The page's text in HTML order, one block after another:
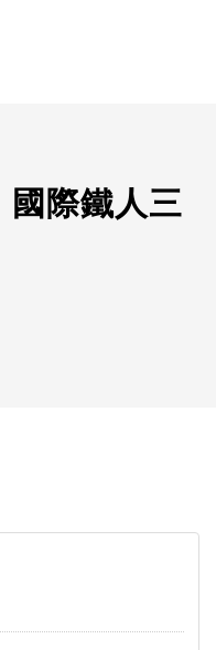
際鐵人三